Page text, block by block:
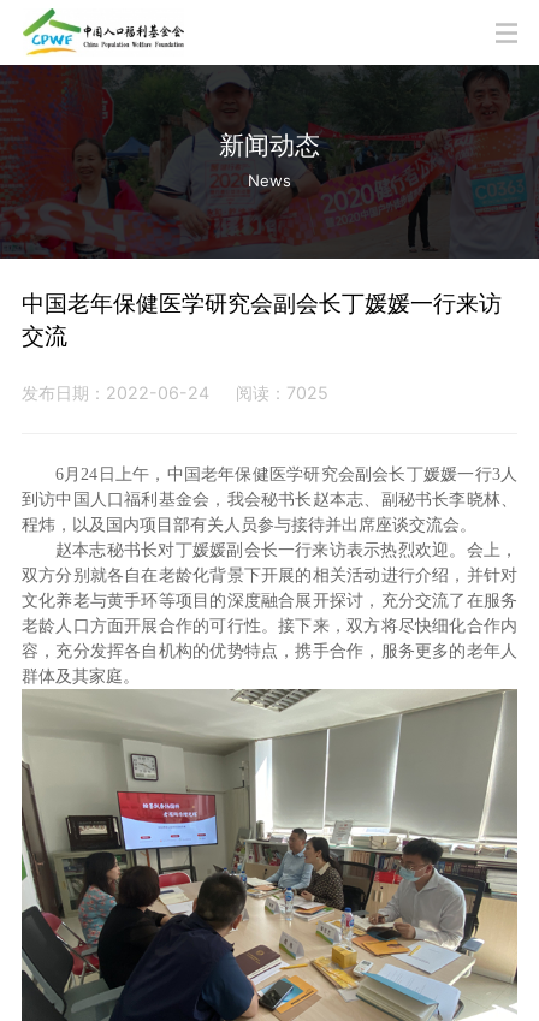
新闻动态
News
中国老年保健医学研究会副会长丁媛媛一行来访
交流
发布日期：2022-06-24 阅读：7025
6月24日上午，中国老年保健医学研究会副会长丁媛媛一行3人
到访中国人口福利基金会，我会秘书长赵本志、副秘书长李晓林、
程炜，以及国内项目部有关人员参与接待并出席座谈交流会。
赵本志秘书长对丁媛媛副会长一行来访表示热烈欢迎。会上，
双方分别就各自在老龄化背景下开展的相关活动进行介绍，并针对
文化养老与黄手环等项目的深度融合展开探讨，充分交流了在服务
老龄人口方面开展合作的可行性。接下来，双方将尽快细化合作内
容，充分发挥各自机构的优势特点，携手合作，服务更多的老年人
群体及其家庭。